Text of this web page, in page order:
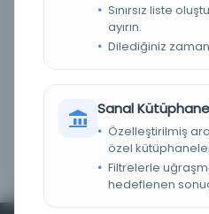
Milli
ATASE -
28.07.1898
Sınırsız liste
ayırın.
Dilediğiniz
Sanal
Özelleştirilmiş
özel
Filtrelerle
hedeflenen